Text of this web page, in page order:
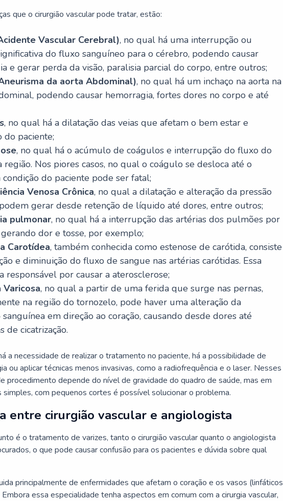
que o cirurgião vascular pode tratar, estão:
Vascular Cerebral), no qual há uma interrupção ou
do fluxo sanguíneo para o cérebro, podendo causar
e gerar perda da visão, paralisia parcial do corpo, entre outros;
da aorta Abdominal), no qual há um inchaço na aorta na
podendo causar hemorragia, fortes dores no corpo e até
, no qual há a dilatação das veias que afetam o bem estar e
do paciente;
, no qual há o acúmulo de coágulos e interrupção do fluxo do
região. Nos piores casos, no qual o coágulo se desloca até o
condição do paciente pode ser fatal;
Venosa Crônica, no qual a dilatação e alteração da pressão
gerar desde retenção de líquido até dores, entre outros;
pulmonar, no qual há a interrupção das artérias dos pulmões por
dor e tosse, por exemplo;
Carotídea, também conhecida como estenose de carótida, consiste
e diminuição do fluxo de sangue nas artérias carótidas. Essa
responsável por causar a aterosclerose;
Varicosa, no qual a partir de uma ferida que surge nas pernas,
na região do tornozelo, pode haver uma alteração da
em direção ao coração, causando desde dores até
de cicatrização.
a necessidade de realizar o tratamento no paciente, há a possibilidade de
ou aplicar técnicas menos invasivas, como a radiofrequência e o laser. Nesses
procedimento depende do nível de gravidade do quadro de saúde, mas em
simples, com pequenos cortes é possível solucionar o problema.
entre cirurgião vascular e angiologista
é o tratamento de varizes, tanto o cirurgião vascular quanto o angiologista
o que pode causar confusão para os pacientes e dúvida sobre qual
principalmente de enfermidades que afetam o coração e os vasos (linfáticos
essa especialidade tenha aspectos em comum com a cirurgia vascular,